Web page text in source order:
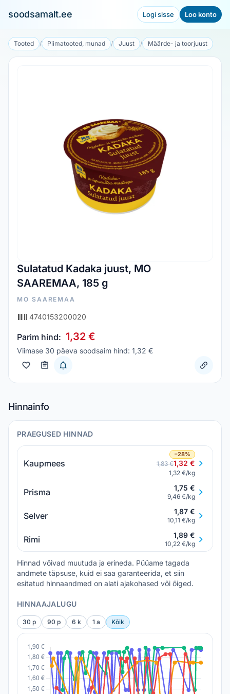
soodsamalt.ee Logi sisse Loo konto
Tooted / Piimatooted, munad / Juust / Määrde- ja toorjuust
Sulatatud Kadaka juust, MO
SAAREMAA, 185 g
MO SAAREMAA
4740153200020
Parim hind: 1,32 €
Viimase 30 päeva soodsaim hind: 1,32 €
Hinnainfo
PRAEGUSED HINNAD
Kaupmees
−28%
1,83 €1,32 €
1,32 €/kg
Prisma 1,75 €
9,46 €/kg
Selver 1,87 €
10,11 €/kg
Rimi 1,89 €
10,22 €/kg
Hinnad võivad muutuda ja erineda. Püüame tagada
andmete täpsuse, kuid ei saa garanteerida, et siin
esitatud hinnaandmed on alati ajakohased või õiged.
HINNAAJALUGU
30 p 90 p 6 k 1 a Kõik